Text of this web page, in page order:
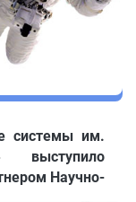
системы им.
выступило
Научно-